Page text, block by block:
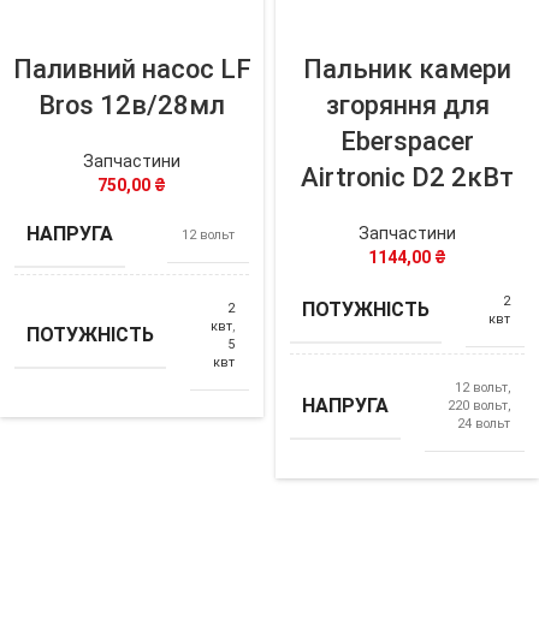
Паливний насос LF
Bros 12в/28мл
Запчастини
750,00 ₴
НАПРУГА 12 вольт
ПОТУЖНІСТЬ
2
квт,
5
квт
Пальник камери
згоряння для
Eberspacer
Airtronic D2 2кВт
Запчастини
1144,00 ₴
ПОТУЖНІСТЬ
2
квт
НАПРУГА
12 вольт,
220 вольт,
24 вольт